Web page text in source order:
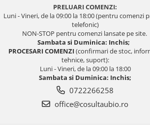
PRELUARI COMENZI:
Luni - Vineri, de la 09:00 la 18:00 (pentru comenzi
telefonic)
NON-STOP pentru comenzi lansate pe site.
Sambata si Duminica: Inchis;
PROCESARI COMENZI(confirmari de stoc,
tehnice, suport):
Luni - Vineri, de la 09:00 la 18:00
Sambata si Duminica: Inchis;
0722266258
office@cosultaubio.ro